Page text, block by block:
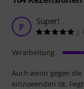
JF Super!
J.
Auch wenn gegen
einzuwenden ist,
Verarbeitung